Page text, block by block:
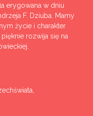
erygowana w dniu
F. Dziuba. Mamy
życie i charakter
rozwija się na